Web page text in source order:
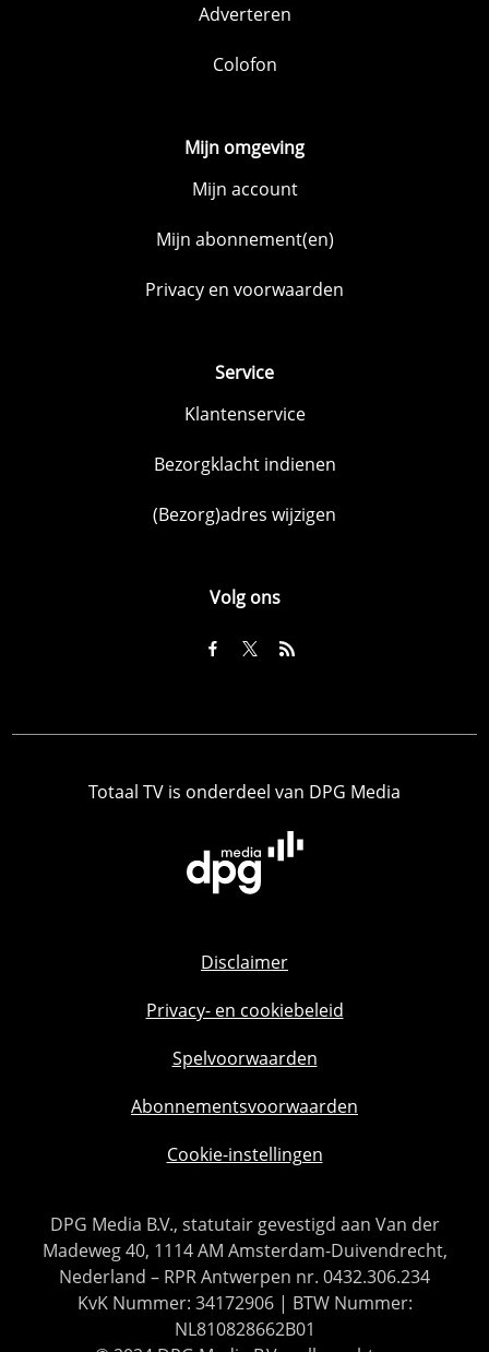
Adverteren
Colofon
Mijn omgeving
Mijn account
Mijn abonnement(en)
Privacy en voorwaarden
Service
Klantenservice
Bezorgklacht indienen
(Bezorg)adres wijzigen
Volg ons
Totaal TV is onderdeel van DPG Media
Disclaimer
Privacy- en cookiebeleid
Spelvoorwaarden
Abonnementsvoorwaarden
Cookie-instellingen
DPG Media B.V., statutair gevestigd aan Van der
Madeweg 40, 1114 AM Amsterdam-Duivendrecht,
Nederland – RPR Antwerpen nr. 0432.306.234
KvK Nummer: 34172906 | BTW Nummer:
NL810828662B01